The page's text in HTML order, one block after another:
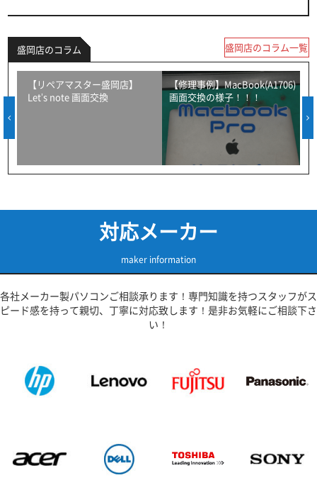
盛岡店のコラム 盛岡店のコラム一覧
【リペアマスター盛岡店】
Let’s note 画面交換
【修理事例】MacBook(A1706)
画面交換の様子！！！
対応メーカー
maker information
各社メーカー製パソコンご相談承ります！専門知識を持つスタッフがス
ピード感を持って親切、丁寧に対応致します！是非お気軽にご相談下さ
い！